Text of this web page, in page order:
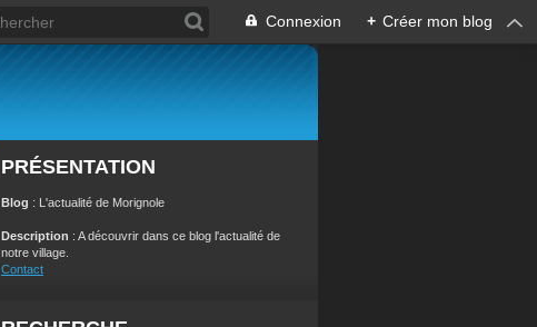
Connexion + Créer mon blog
PRÉSENTATION
Blog : L'actualité de Morignole
Description : A découvrir dans ce blog l'actualité de
notre village.
Contact